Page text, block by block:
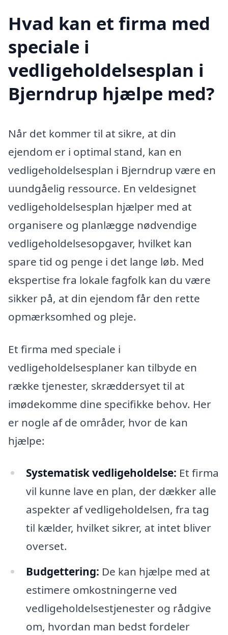
Hvad kan et firma med
speciale i
vedligeholdelsesplan i
Bjerndrup hjælpe med?
Når det kommer til at sikre, at din
ejendom er i optimal stand, kan en
vedligeholdelsesplan i Bjerndrup være en
uundgåelig ressource. En veldesignet
vedligeholdelsesplan hjælper med at
organisere og planlægge nødvendige
vedligeholdelsesopgaver, hvilket kan
spare tid og penge i det lange løb. Med
ekspertise fra lokale fagfolk kan du være
sikker på, at din ejendom får den rette
opmærksomhed og pleje.
Et firma med speciale i
vedligeholdelsesplaner kan tilbyde en
række tjenester, skræddersyet til at
imødekomme dine specifikke behov. Her
er nogle af de områder, hvor de kan
hjælpe:
Systematisk vedligeholdelse: Et firma
vil kunne lave en plan, der dækker alle
aspekter af vedligeholdelsen, fra tag
til kælder, hvilket sikrer, at intet bliver
overset.
Budgettering: De kan hjælpe med at
estimere omkostningerne ved
vedligeholdelsestjenester og rådgive
om, hvordan man bedst fordeler